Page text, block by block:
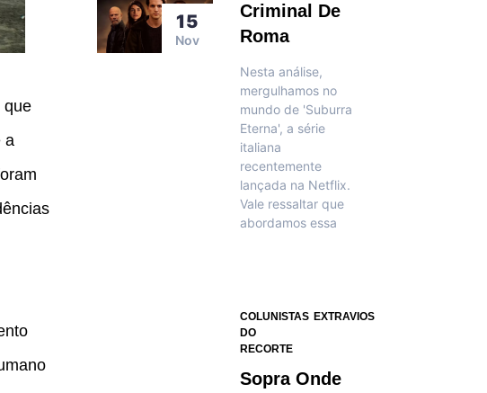
que
a
15
Nov
Criminal De
Roma
Nesta análise,
mergulhamos no
mundo de 'Suburra
Eterna', a série
italiana
recentemente
lançada na Netflix.
Vale ressaltar que
abordamos essa
COLUNISTAS
DO
RECORTE
EXTRAVIOS
Sopra Onde